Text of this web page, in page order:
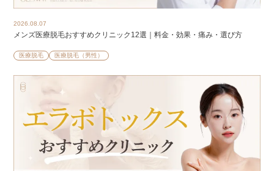
2026.08.07
メンズ医療脱毛おすすめクリニック12選｜料金・効果・痛み・選び方
医療脱毛 医療脱毛（男性）